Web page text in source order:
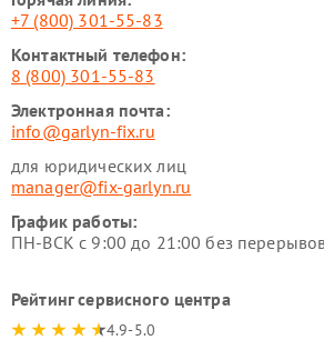
+7 (800) 301-55-83
Контактный телефон:
8 (800) 301-55-83
Электронная почта:
info@garlyn-fix.ru
для юридических лиц
manager@fix-garlyn.ru
График работы:
ПН-ВСК с 9:00 до 21:00 без
Рейтинг сервисного центра
4.9-5.0